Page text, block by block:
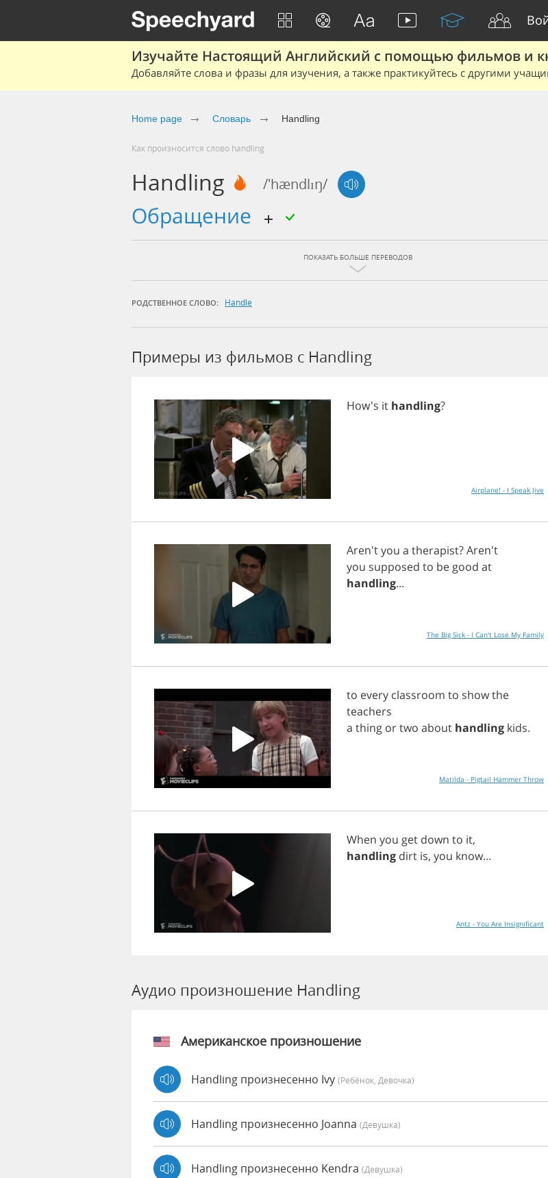
Изучайте Настоящий Английский с помощью фильмов и
Добавляйте слова и фразы для изучения, а также практикуйтесь с другими
Home page Словарь Handling
Как произносится слово handling
Handling /'hændlɪŋ/
обращение
ПОКАЗАТЬ БОЛЬШЕ ПЕРЕВОДОВ
РОДСТВЕННОЕ СЛОВО: Handle
Примеры из фильмов c Handling
How's it handling?
Airplane! - I Speak Jive
Aren'tyou a therapist? Aren't
you supposed to be good at
handling...
The Big Sick - I Can't Lose My Family
to every classroom to showthe
teachers
a thing ortwo about handling kids.
Matilda - Pigtail Hammer Throw
When you get down to it,
handling dirt is, you know...
Antz - You Are Insignificant
Аудио произношение Handling
Американское произношение
Handling произнесенно Ivy (Ребёнок, Девочка)
Handling произнесенно Joanna (девушка)
Handling произнесенно Kendra (девушка)